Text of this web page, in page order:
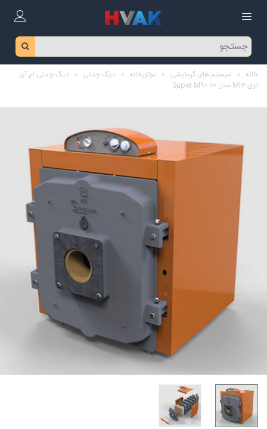
خانه > سیستم های گرمایشی > موتورخانه > دیگ چدنی > دیگ چدنی ام آی
تری MI3 مدل Super M90-10